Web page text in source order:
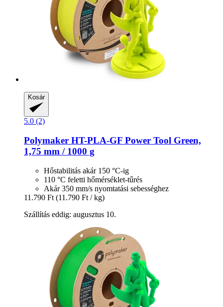
Kosár
5.0 (2)
Polymaker HT-​PLA-​GF Power Tool Green,
1,75 mm / 1000 g
Hőstabilitás akár 150 °C-ig
110 °C feletti hőmérséklet-tűrés
Akár 350 mm/s nyomtatási sebességhez
11.790 Ft (11.790 Ft / kg)
Szállítás eddig: augusztus 10.